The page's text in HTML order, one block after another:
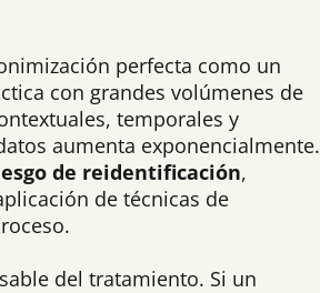
perfecta como un
con grandes volúmenes de
temporales y
aumenta exponencialmente.
de reidentificación,
de técnicas de
del tratamiento. Si un